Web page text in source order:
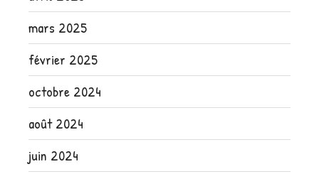
mars 2025
février 2025
octobre 2024
août 2024
juin 2024